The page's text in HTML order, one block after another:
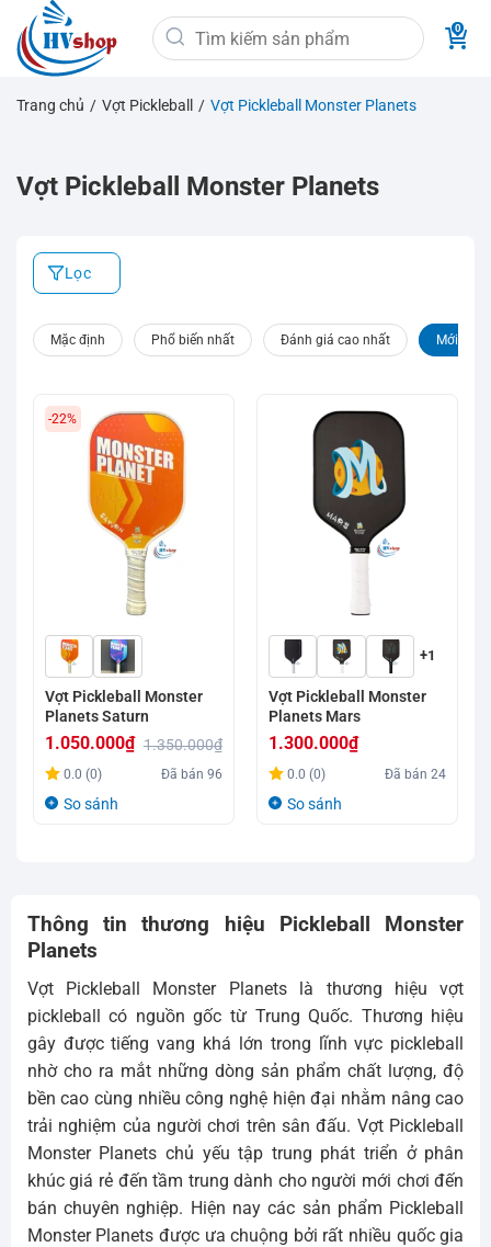
qua
nội
dung
Tìm
kiếm:
Trang chủ / Vợt Pickleball / Vợt Pickleball Monster Planets
Vợt Pickleball Monster Planets
Lọc
Mặc định Phổ biến nhất Đánh giá cao nhất Mới nhất
-22%
Vợt Pickleball Monster
Planets Saturn
1.350.000₫
Giá
gốc
1.050.000₫
Giá
hiện
0.0 (0) Đã bán96
So sánh
+1
Vợt Pickleball Monster
Planets Mars
1.300.000₫
0.0 (0) Đã bán24
So sánh
Thông tin thương hiệu Pickleball Monster
Planets
Vợt Pickleball Monster Planets là thương hiệu vợt
pickleball có nguồn gốc từ Trung Quốc. Thương hiệu
gây được tiếng vang khá lớn trong lĩnh vực pickleball
nhờ cho ra mắt những dòng sản phẩm chất lượng, độ
bền cao cùng nhiều công nghệ hiện đại nhằm nâng cao
trải nghiệm của người chơi trên sân đấu. Vợt Pickleball
Monster Planets chủ yếu tập trung phát triển ở phân
khúc giá rẻ đến tầm trung dành cho người mới chơi đến
bán chuyên nghiệp. Hiện nay các sản phẩm Pickleball
Monster Planets được ưa chuộng bởi rất nhiều quốc gia